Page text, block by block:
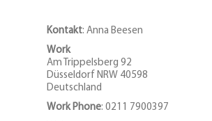
Kontakt: Anna Beesen
Work
Am Trippelsberg 92
Düsseldorf NRW 40598
Deutschland
Work Phone: 0211 7900397